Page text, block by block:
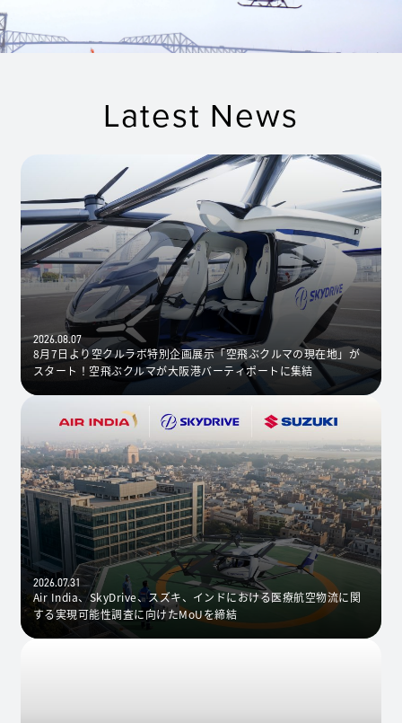
Latest News
2026.08.07
8月7日より空クルラボ特別企画展示「空飛ぶクルマの現在地」が
スタート！空飛ぶクルマが大阪港バーティポートに集結
2026.07.31
Air India、SkyDrive、スズキ、インドにおける医療航空物流に関
する実現可能性調査に向けたMoUを締結